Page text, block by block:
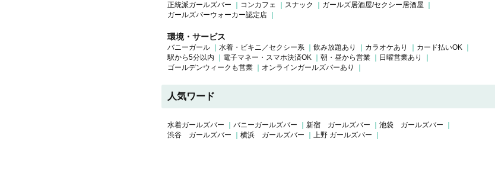
正統派ガールズバー コンカフェ スナック
ガールズ居酒屋/セクシー居酒屋
ガールズバーウォーカー認定店
環境・サービス
バニーガール 水着・ビキニ／セクシー系 飲み放題あり カラオケあり
カード払いOK
駅から5分以内
電子マネー・スマホ決済OK 朝・昼から営業
日曜営業あり
ゴールデンウィークも営業
オンラインガールズバーあり
人気ワード
水着ガールズバー バニーガールズバー 新宿 ガールズバー
池袋 ガールズバー
渋谷 ガールズバー
横浜 ガールズバー 上野 ガールズバー